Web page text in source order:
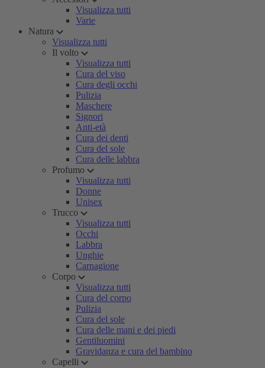
Visualizza tutti
Varie
Natura
Visualizza tutti
Il volto
Visualizza tutti
Cura del viso
Cura degli occhi
Pulizia
Maschere
Signori
Anti-età
Cura dei denti
Cura del sole
Cura delle labbra
Profumo
Visualizza tutti
Donne
Unisex
Trucco
Visualizza tutti
Occhi
Labbra
Unghie
Carnagione
Corpo
Visualizza tutti
Cura del corpo
Pulizia
Cura del sole
Cura delle mani e dei piedi
Gentiluomini
Gravidanza e cura del bambino
Capelli